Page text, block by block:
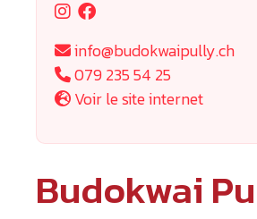
info@budokwaipully.ch
079 235 54 25
Voir le site internet
Budokwai